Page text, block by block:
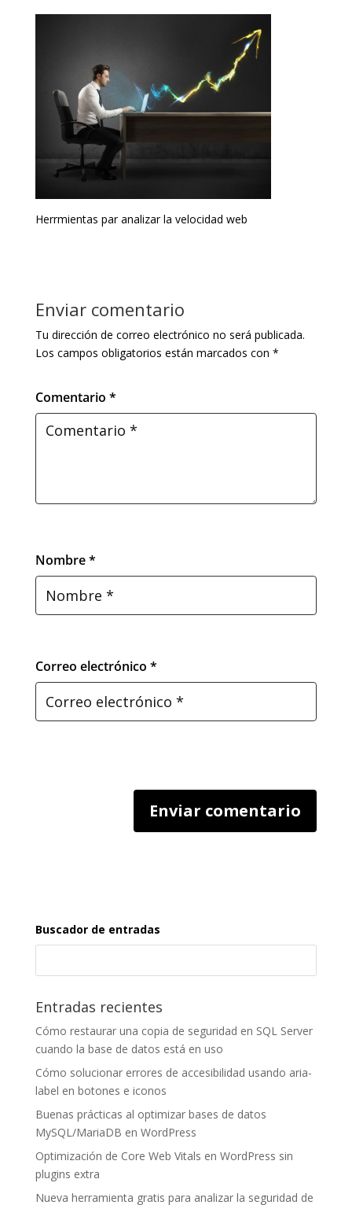
Herrmientas par analizar la velocidad web
Enviar comentario
Tu dirección de correo electrónico no será publicada.
Los campos obligatorios están marcados con *
Comentario *
Nombre *
Correo electrónico *
Buscador de entradas
Entradas recientes
Cómo restaurar una copia de seguridad en SQL Server
cuando la base de datos está en uso
Cómo solucionar errores de accesibilidad usando aria-
label en botones e iconos
Buenas prácticas al optimizar bases de datos
MySQL/MariaDB en WordPress
Optimización de Core Web Vitals en WordPress sin
plugins extra
Nueva herramienta gratis para analizar la seguridad de